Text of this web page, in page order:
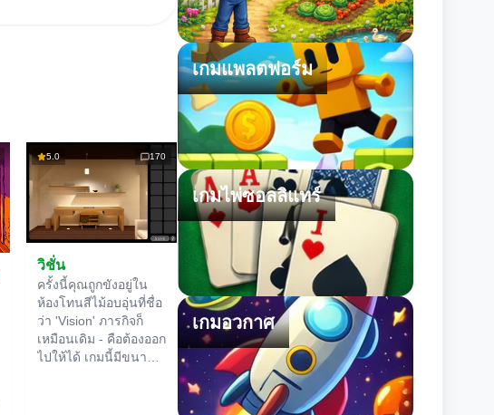
5.0 170
วิชั่น
ครั้งนี้คุณถูกขังอยู่ใน
ห้องโทนสีไม้อบอุ่นที่ชื่อ
ว่า 'Vision' ภารกิจก็
เหมือนเดิม - คือต้องออก
ไปให้ได้ เกมนี้มีขนาด
เกมแพลตฟอร์ม
เกมไพ่ซอลลิแทร์
เกมอวกาศ